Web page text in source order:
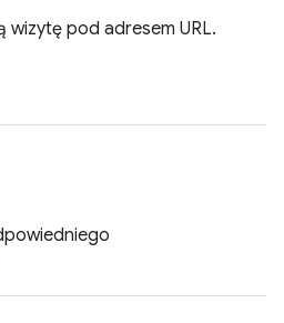
wizytę pod adresem URL.